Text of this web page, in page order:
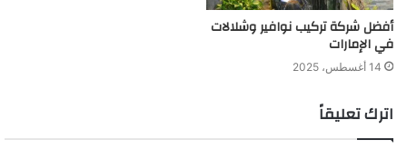
أفضل شركة تركيب نوافير وشلالات
في الإمارات
14 أغسطس، 2025
اترك تعليقاً